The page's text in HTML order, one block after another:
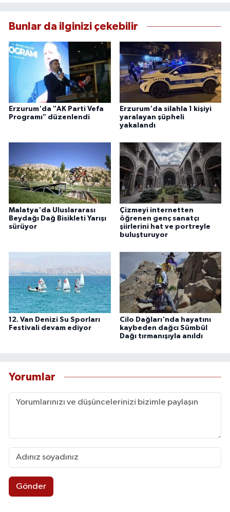
Bunlar da ilginizi çekebilir
Erzurum'da "AK Parti Vefa
Programı" düzenlendi
Erzurum'da silahla 1 kişiyi
yaralayan şüpheli
yakalandı
Malatya'da Uluslararası
Beydağı Dağ Bisikleti Yarışı
sürüyor
Çizmeyi internetten
öğrenen genç sanatçı
şiirlerini hat ve portreyle
buluşturuyor
12. Van Denizi Su Sporları
Festivali devam ediyor
Cilo Dağları'nda hayatını
kaybeden dağcı Sümbül
Dağı tırmanışıyla anıldı
Yorumlar
Gönder